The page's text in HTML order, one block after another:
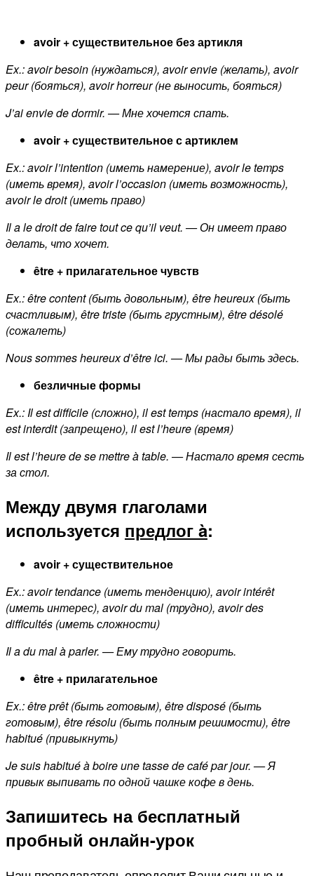
avoir + существительное без артикля
Ex.: avoir besoin (нуждаться), avoir envie (желать), avoir
peur (бояться), avoir horreur (не выносить, бояться)
J’ai envie de dormir. — Мне хочется спать.
avoir + существительное с артиклем
Ex.: avoir l’intention (иметь намерение), avoir le temps
(иметь время), avoir l’occasion (иметь возможность),
avoir le droit (иметь право)
Il a le droit de faire tout ce qu’il veut. — Он имеет право
делать, что хочет.
être + прилагательное чувств
Ex.: être content (быть довольным), être heureux (быть
счастливым), être triste (быть грустным), être désolé
(сожалеть)
Nous sommes heureux d’être ici. — Мы рады быть здесь.
безличные формы
Ex.: Il est difficile (сложно), il est temps (настало время), il
est interdit (запрещено), il est l’heure (время)
Il est l’heure de se mettre à table. — Настало время сесть
за стол.
Между двумя глаголами
используется предлог à:
avoir + существительное
Ex.: avoir tendance (иметь тенденцию), avoir intérêt
(иметь интерес), avoir du mal (трудно), avoir des
difficultés (иметь сложности)
Il a du mal à parler. — Ему трудно говорить.
être + прилагательное
Ex.: être prêt (быть готовым), être disposé (быть
готовым), être résolu (быть полным решимости), être
habitué (привыкнуть)
Je suis habitué à boire une tasse de café par jour. — Я
привык выпивать по одной чашке кофе в день.
Запишитесь на бесплатный
пробный онлайн-урок